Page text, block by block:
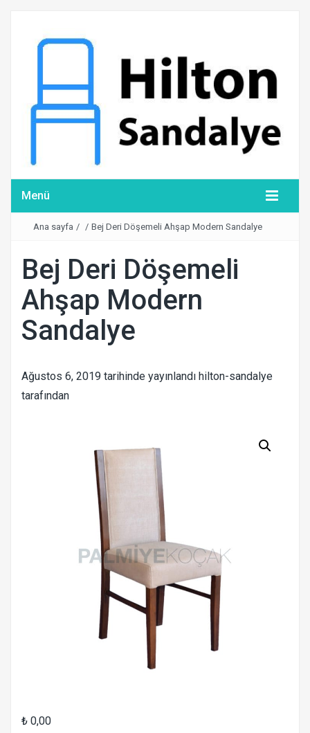
Menü
Ana sayfa / / Bej Deri Döşemeli Ahşap Modern Sandalye
Bej Deri Döşemeli
Ahşap Modern
Sandalye
Ağustos 6, 2019 tarihinde yayınlandı hilton-sandalye
tarafından
₺ 0,00